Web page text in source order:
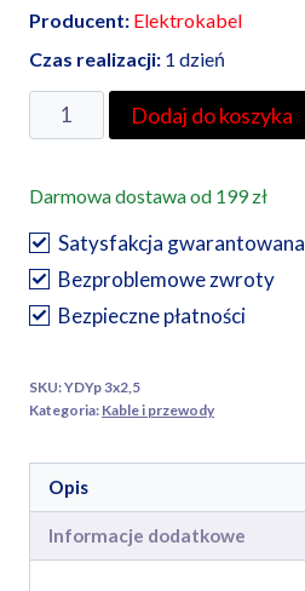
Producent: Elektrokabel
Czas realizacji: 1 dzień
ilość
Przewód
przy
odbiorze
osobistymw
przypadku
wysyłki
o
Dodaj do koszyka
Darmowa dostawa od 199 zł
Satysfakcja gwarantowana
Bezproblemowe zwroty
Bezpieczne płatności
SKU:YDYp 3x2,5
Kategoria: Kable i przewody
Opis
Informacje dodatkowe